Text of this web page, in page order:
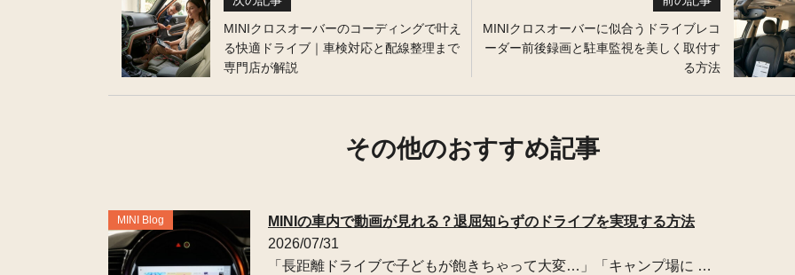
MINIクロスオーバーのコーディングで叶え
る快適ドライブ｜車検対応と配線整理まで
専門店が解説
MINIクロスオーバーに似合うドライブレコ
ーダー前後録画と駐車監視を美しく取付す
る方法
その他のおすすめ記事
MINI Blog
MINIの車内で動画が見れる？退屈知らずのドライブを実現する方法
2026/07/31
「長距離ドライブで子どもが飽きちゃって大変…」「キャンプ場に …